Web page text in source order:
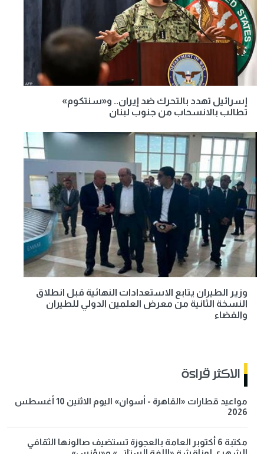
إسرائيل تهدد بالتحرك ضد إيران.. و«سنتكوم»
تطالب بالانسحاب من جنوب لبنان
وزير الطيران يتابع الاستعدادات النهائية قبل انطلاق
النسخة الثانية من معرض العلمين الدولي للطيران
والفضاء
الاكثر قراءة
مواعيد قطارات «القاهرة - أسوان» اليوم الاثنين 10 أغسطس
2026
مكتبة 6 أكتوبر العامة بالعجوزة تستضيف صالونها الثقافي